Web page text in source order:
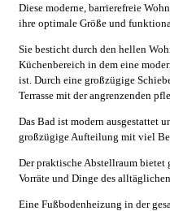
Diese moderne, barrierefreie
ihre optimale Größe und
Sie besticht durch den hellen
Küchenbereich in dem eine
ist. Durch eine großzügige
Terrasse mit der angrenzenden
Das Bad ist modern ausgestattet
großzügige Aufteilung mit viel
Der praktische Abstellraum bietet
Vorräte und Dinge des
Eine Fußbodenheizung in der